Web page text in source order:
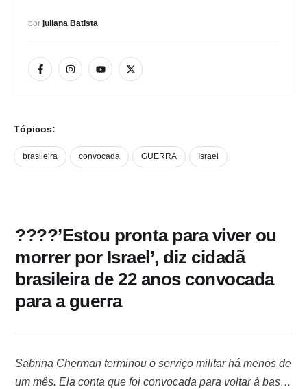
por juliana Batista
Tópicos:
brasileira convocada GUERRA Israel
????’Estou pronta para viver ou
morrer por Israel’, diz cidadã
brasileira de 22 anos convocada
para a guerra
Sabrina Cherman terminou o serviço militar há menos de
um mês. Ela conta que foi convocada para voltar à base